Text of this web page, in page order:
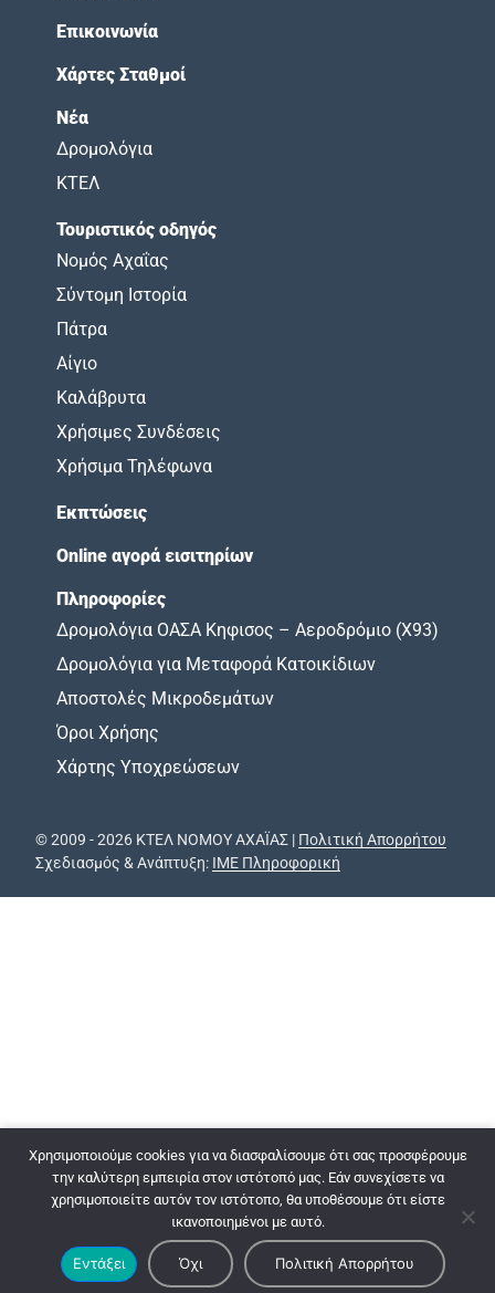
Επικοινωνία
Χάρτες Σταθμοί
Νέα
Δρομολόγια
ΚΤΕΛ
Τουριστικός οδηγός
Νομός Αχαΐας
Σύντομη Ιστορία
Πάτρα
Αίγιο
Καλάβρυτα
Χρήσιμες Συνδέσεις
Χρήσιμα Τηλέφωνα
Εκπτώσεις
Online αγορά εισιτηρίων
Πληροφορίες
Δρομολόγια ΟΑΣΑ Κηφισος – Αεροδρόμιο (X93)
Δρομολόγια για Μεταφορά Κατοικίδιων
Αποστολές Μικροδεμάτων
Όροι Χρήσης
Χάρτης Υποχρεώσεων
© 2009 - 2026 ΚΤΕΛ ΝΟΜΟΥ ΑΧΑΪΑΣ | Πολιτική Απορρήτου
Σχεδιασμός & Ανάπτυξη: ΙΜΕ Πληροφορική
Χρησιμοποιούμε cookies για να διασφαλίσουμε ότι σας προσφέρουμε
την καλύτερη εμπειρία στον ιστότοπό μας. Εάν συνεχίσετε να
χρησιμοποιείτε αυτόν τον ιστότοπο, θα υποθέσουμε ότι είστε
ικανοποιημένοι με αυτό.
Εντάξει Όχι Πολιτική Απορρήτου